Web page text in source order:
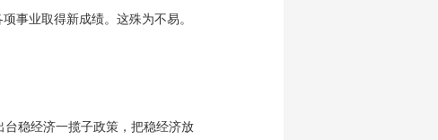
事业取得新成绩。这殊为不易。
稳经济一揽子政策，把稳经济放